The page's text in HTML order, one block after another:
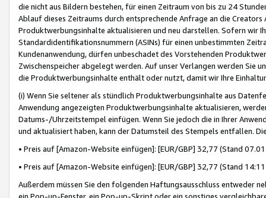
die nicht aus Bildern bestehen, für einen Zeitraum von bis zu 24
Ablauf dieses Zeitraums durch entsprechende Anfrage an die
Produktwerbungsinhalte aktualisieren und neu darstellen. Sofern wir
Standardidentifikationsnummern (ASINs) für einen unbestimmten
Kundenanwendung, dürfen unbeschadet des Vorstehenden
Zwischenspeicher abgelegt werden. Auf unser Verlangen werden Sie
die Produktwerbungsinhalte enthält oder nutzt, damit wir Ihre
(i) Wenn Sie seltener als stündlich Produktwerbungsinhalte aus
Anwendung angezeigten Produktwerbungsinhalte aktualisieren,
Datums-/Uhrzeitstempel einfügen. Wenn Sie jedoch die in Ihrer
und aktualisiert haben, kann der Datumsteil des Stempels entfallen.
• Preis auf [Amazon-Website einfügen]: [EUR/GBP] 32,77 (Stand
• Preis auf [Amazon-Website einfügen]: [EUR/GBP] 32,77 (Stand
Außerdem müssen Sie den folgenden Haftungsausschluss entweder
ein Pop-up-Fenster, ein Pop-up-Skript oder ein sonstiges